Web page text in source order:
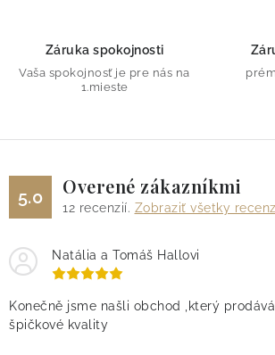
Záruka spokojnosti
Vaša spokojnosť je pre nás na
1.mieste
5.0 Overené zákazníkmi
12 recenzií. Zobraziť všetky
Natália a Tomáš Hallovi
Konečně jsme našli obchod ,který
špičkové kvality